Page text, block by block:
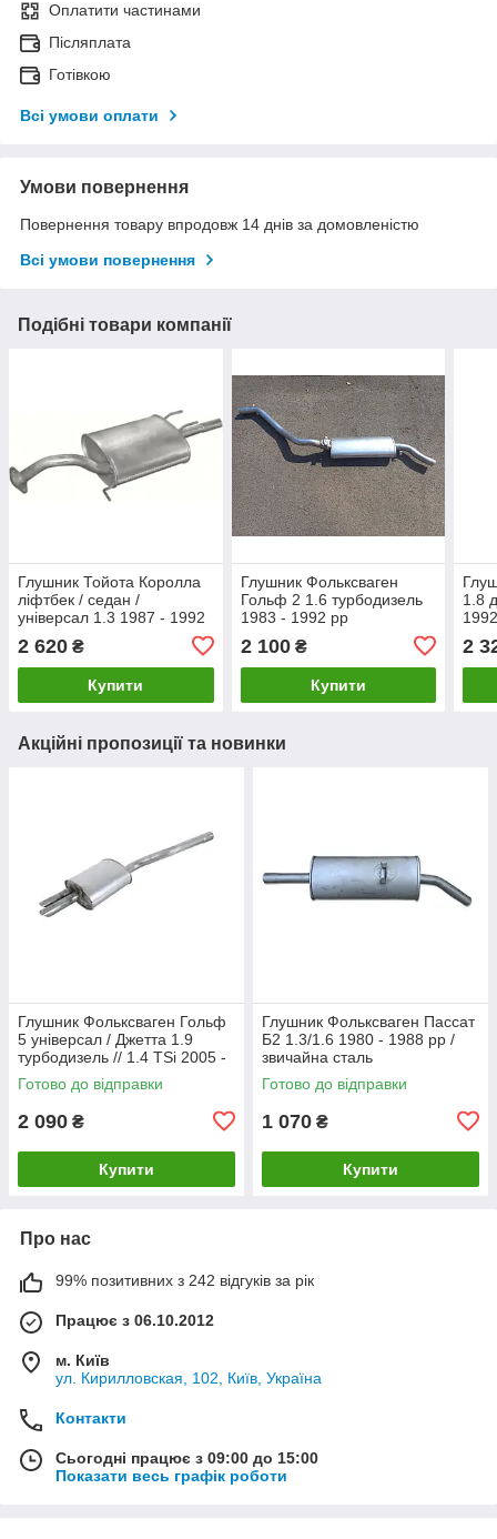
Оплатити частинами
Післяплата
Готівкою
Всі умови оплати
Умови повернення
Повернення товару впродовж 14 днів за домовленістю
Всі умови повернення
Подібні товари компанії
Глушник Тойота Королла
ліфтбек / седан /
універсал 1.3 1987 - 1992
2 620 ₴
Купити
Глушник Фольксваген
Гольф 2 1.6 турбодизель
1983 - 1992 рр
2 100₴
Купити
1.8
2
Акційні пропозиції та новинки
Глушник Фольксваген Гольф
5 універсал / Джетта 1.9
турбодизель // 1.4 TSi 2005 -
2010 рр Босал
Готово до відправки
2 090 ₴
Купити
Глушник Фольксваген Пассат
Б2 1.3/1.6 1980 - 1988 рр /
звичайна сталь
Готово до відправки
1 070 ₴
Купити
Про нас
99% позитивних з 242 відгуків за рік
Працює з 06.10.2012
м. Київ
ул. Кирилловская, 102, Київ, Україна
Контакти
Сьогодні працює з 09:00 до 15:00
Показати весь графік роботи